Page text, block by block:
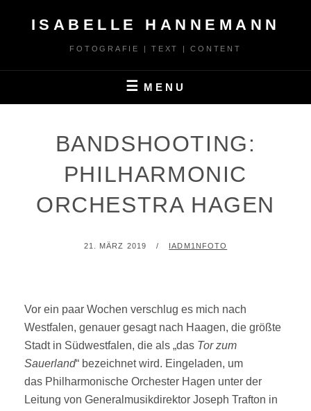
ISABELLE HANNEMANN
FOTOGRAFIE | TEXT | CONTENT
MENU
BANDSHOOTING:
PHILHARMONIC
ORCHESTRA HAGEN
POSTED
21. MÄRZ 2019 BY
IADM1NFOTO
Vor ein paar Wochen verschlug es mich nach
Westfalen, genauer gesagt nach Haagen, die größte
Stadt in Südwestfalen, die als „das Tor zum
Sauerland“ bezeichnet wird. Eingeladen, um
das Philharmonische Orchester Hagen unter der
Leitung von Generalmusikdirektor Joseph Trafton in